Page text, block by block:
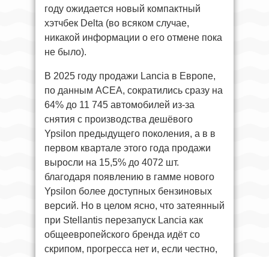
году ожидается новый компактный
хэтчбек Delta (во всяком случае,
никакой информации о его отмене пока
не было).
В 2025 году продажи Lancia в Европе,
по данным ACEA, сократились сразу на
64% до 11 745 автомобилей из-за
снятия с производства дешёвого
Ypsilon предыдущего поколения, а в в
первом квартале этого года продажи
выросли на 15,5% до 4072 шт.
благодаря появлению в гамме нового
Ypsilon более доступных бензиновых
версий. Но в целом ясно, что затеянный
при Stellantis перезапуск Lancia как
общеевропейского бренда идёт со
скрипом, прогресса нет и, если честно,